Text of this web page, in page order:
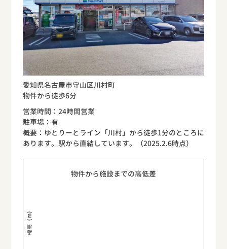
愛知県名古屋市守山区川村町
物件から徒歩6分
営業時間：24時間営業
駐車場：有
概要：ゆとりーとライン「川村」から徒歩1分のところに
あります。駅から直結しています。（2025.2.6時点）
物件から施設までの高低差
標高（m）